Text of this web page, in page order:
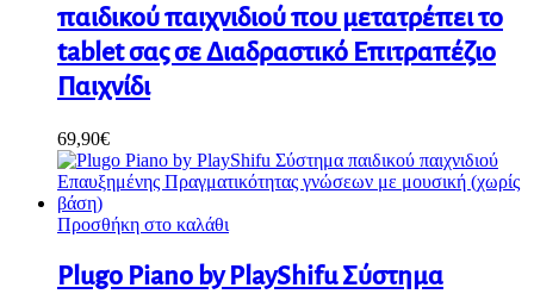
παιδικού παιχνιδιού που μετατρέπει το
tablet σας σε Διαδραστικό Επιτραπέζιο
Παιχνίδι
69,90€
Προσθήκη στο καλάθι
Plugo Piano by PlayShifu Σύστημα